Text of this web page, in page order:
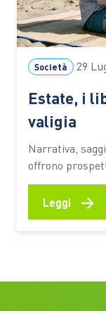
Società 29
Estate, i
valigia
Narrativa,
offrono
sul rapporto
premiati dal
Leggi →